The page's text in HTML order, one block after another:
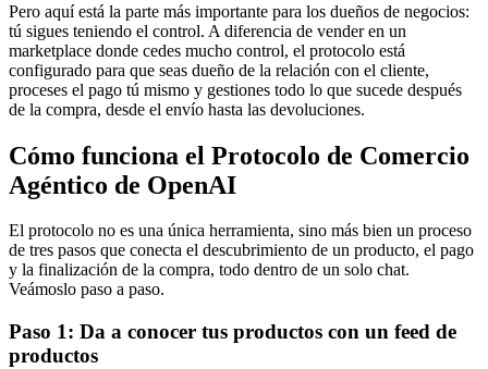
Pero aquí está la parte más importante para los dueños de negocios:
tú sigues teniendo el control. A diferencia de vender en un
marketplace donde cedes mucho control, el protocolo está
configurado para que seas dueño de la relación con el cliente,
proceses el pago tú mismo y gestiones todo lo que sucede después
de la compra, desde el envío hasta las devoluciones.
Cómo funciona el Protocolo de Comercio
Agéntico de OpenAI
El protocolo no es una única herramienta, sino más bien un proceso
de tres pasos que conecta el descubrimiento de un producto, el pago
y la finalización de la compra, todo dentro de un solo chat.
Veámoslo paso a paso.
Paso 1: Da a conocer tus productos con un feed de
productos